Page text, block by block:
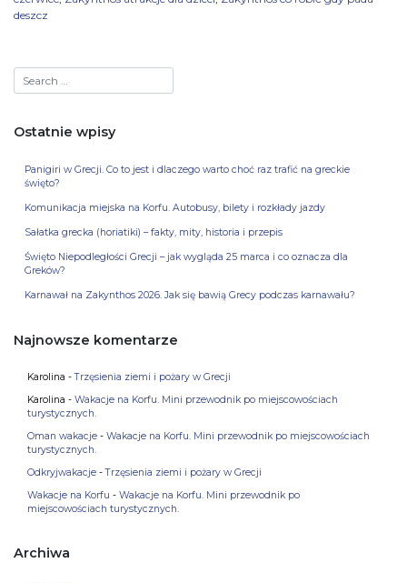
deszcz
Ostatnie wpisy
Panigiri w Grecji. Co to jest i dlaczego warto choć raz trafić na greckie
święto?
Komunikacja miejska na Korfu. Autobusy, bilety i rozkłady jazdy
Sałatka grecka (horiatiki) – fakty, mity, historia i przepis
Święto Niepodległości Grecji – jak wygląda 25 marca i co oznacza dla
Greków?
Karnawał na Zakynthos 2026. Jak się bawią Grecy podczas karnawału?
Najnowsze komentarze
Karolina -Trzęsienia ziemi i pożary w Grecji
Karolina - Wakacje na Korfu. Mini przewodnik po miejscowościach
turystycznych.
Oman wakacje - Wakacje na Korfu. Mini przewodnik po miejscowościach
turystycznych.
Odkryjwakacje -Trzęsienia ziemi i pożary w Grecji
Wakacje na Korfu - Wakacje na Korfu. Mini przewodnik po
miejscowościach turystycznych.
Archiwa